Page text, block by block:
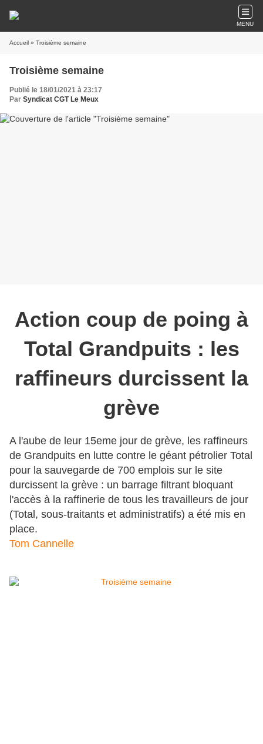
MENU
Accueil » Troisième semaine
Troisième semaine
Publié le 18/01/2021 à 23:17
Par Syndicat CGT Le Meux
Action coup de poing à
Total Grandpuits : les
raffineurs durcissent la
grève
A l'aube de leur 15eme jour de grève, les raffineurs
de Grandpuits en lutte contre le géant pétrolier Total
pour la sauvegarde de 700 emplois sur le site
durcissent la grève : un barrage filtrant bloquant
l'accès à la raffinerie de tous les travailleurs de jour
(Total, sous-traitants et administratifs) a été mis en
place.
Tom Cannelle